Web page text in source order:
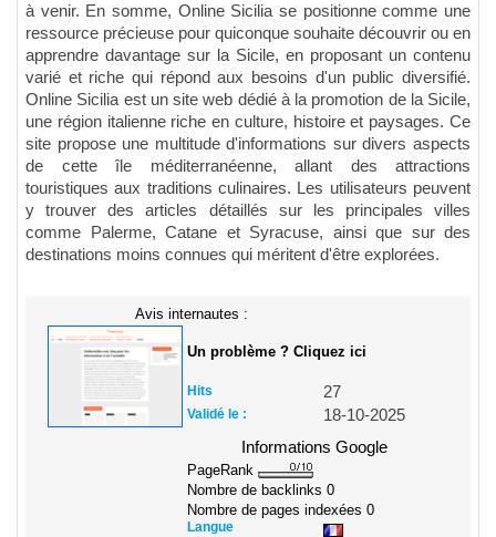
à venir. En somme, Online Sicilia se positionne comme une
ressource précieuse pour quiconque souhaite découvrir ou en
apprendre davantage sur la Sicile, en proposant un contenu
varié et riche qui répond aux besoins d'un public diversifié.
Online Sicilia est un site web dédié à la promotion de la Sicile,
une région italienne riche en culture, histoire et paysages. Ce
site propose une multitude d'informations sur divers aspects
de cette île méditerranéenne, allant des attractions
touristiques aux traditions culinaires. Les utilisateurs peuvent
y trouver des articles détaillés sur les principales villes
comme Palerme, Catane et Syracuse, ainsi que sur des
destinations moins connues qui méritent d'être explorées.
Avis internautes :
Un problème ? Cliquez ici
Hits 27
Validé le :
18-10-2025
Informations Google
PageRank
Nombre de backlinks 0
Nombre de pages indexées 0
Langue